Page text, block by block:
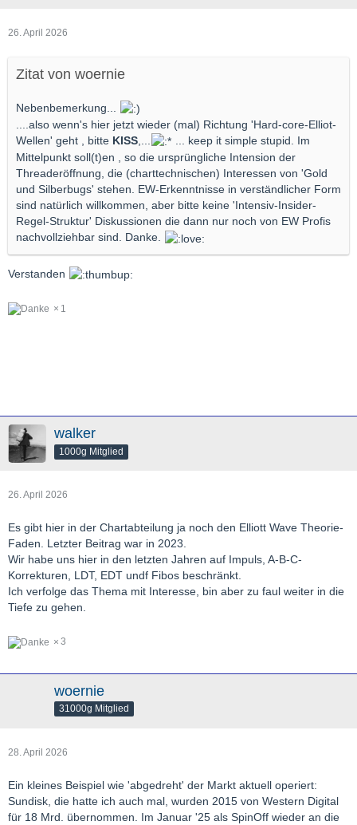
26. April 2026
Zitat von woernie
Nebenbemerkung...
....also wenn's hier jetzt wieder (mal) Richtung 'Hard-core-Elliot-
Wellen' geht , bitte KISS
... keep it simple stupid. Im
Mittelpunkt soll(t)en , so die ursprüngliche Intension der
Threaderöffnung, die (charttechnischen) Interessen von 'Gold
und Silberbugs' stehen. EW-Erkenntnisse in verständlicher Form
sind natürlich willkommen, aber bitte keine 'Intensiv-Insider-
Regel-Struktur' Diskussionen die dann nur noch von EW Profis
nachvollziehbar sind. Danke.
Verstanden
1
walker
1000g Mitglied
26. April 2026
Es gibt hier in der Chartabteilung ja noch den Elliott Wave Theorie-
Faden. Letzter Beitrag war in 2023.
Wir habe uns hier in den letzten Jahren auf Impuls, A-B-C-
Korrekturen, LDT, EDT undf Fibos beschränkt.
Ich verfolge das Thema mit Interesse, bin aber zu faul weiter in die
Tiefe zu gehen.
3
woernie
31000g Mitglied
28. April 2026
Ein kleines Beispiel wie 'abgedreht' der Markt aktuell operiert:
Sundisk, die hatte ich auch mal, wurden 2015 von Western Digital
für 18 Mrd. übernommen. Im Januar '25 als SpinOff wieder an die